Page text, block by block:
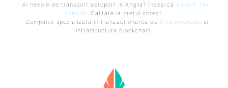
- Ai nevoie de transport aeroport in Anglia? Încearcă Airport Taxi
London . Calitate la prețul corect.
- Companie specializata in tranzactionarea de Criptomonede si
infrastructura blockchain.